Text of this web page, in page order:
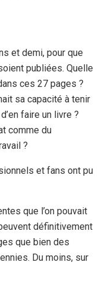
et demi, pour que
publiées. Quelle
ces 27 pages ?
sa capacité à tenir
faire un livre ?
comme du
?
et fans ont pu
que l’on pouvait
définitivement
que bien des
Du moins, sur